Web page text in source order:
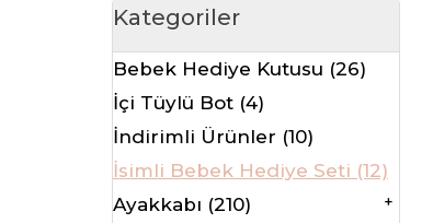
Kategoriler
Bebek Hediye Kutusu (26)
İçi Tüylü Bot (4)
İndirimli Ürünler (10)
İsimli Bebek Hediye Seti (12)
Ayakkabı (210)
+